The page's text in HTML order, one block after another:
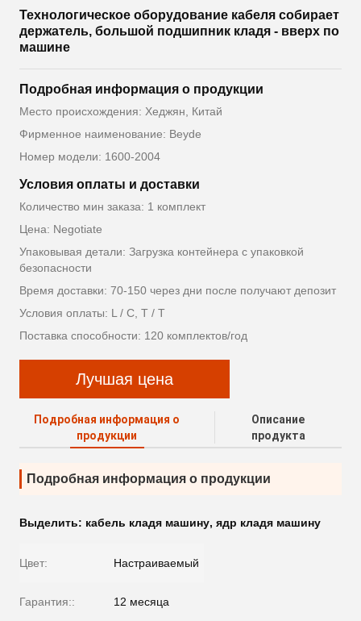
Технологическое оборудование кабеля собирает
держатель, большой подшипник кладя - вверх по
машине
Подробная информация о продукции
Место происхождения: Хеджян, Китай
Фирменное наименование: Beyde
Номер модели: 1600-2004
Условия оплаты и доставки
Количество мин заказа: 1 комплект
Цена: Negotiate
Упаковывая детали: Загрузка контейнера с упаковкой
безопасности
Время доставки: 70-150 через дни после получают депозит
Условия оплаты: L / C, T / T
Поставка способности: 120 комплектов/год
Лучшая цена
Подробная информация о
продукции
Описание
продукта
Подробная информация о продукции
Выделить: кабель кладя машину, ядр кладя машину
Цвет: Настраиваемый
Гарантия:: 12 месяца